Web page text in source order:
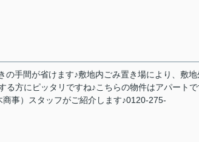
手間が省けます♪敷地内ごみ置き場により、敷地
方にピッタリですね♪こちらの物件はアパートで
事）スタッフがご紹介します♪0120-275-